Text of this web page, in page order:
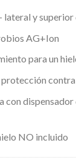
lateral y
AG+Ion
para un
protección
con
NO incluido